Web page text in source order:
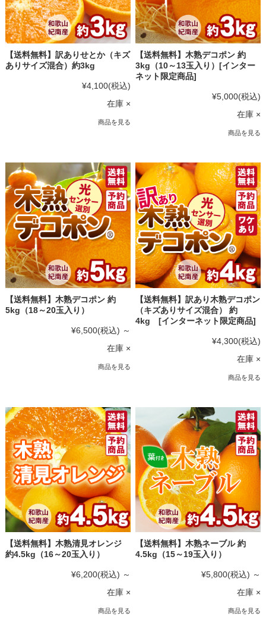
【送料無料】訳ありせとか（キズ
ありサイズ混合）約3kg
¥4,100(税込)
在庫 ×
商品を見る
【送料無料】木熟デコポン 約
3kg（10～13玉入り）[インター
ネット限定商品]
¥5,000(税込)
在庫 ×
商品を見る
【送料無料】木熟デコポン 約
5kg（18～20玉入り）
¥6,500(税込) ～
在庫 ×
商品を見る
【送料無料】訳あり木熟デコポン
（キズありサイズ混合） 約
4kg [インターネット限定商品]
¥4,300(税込)
在庫 ×
商品を見る
【送料無料】木熟清見オレンジ
約4.5kg（16～20玉入り）
¥6,200(税込) ～
在庫 ×
商品を見る
【送料無料】木熟ネーブル 約
4.5kg（15～19玉入り）
¥5,800(税込) ～
在庫 ×
商品を見る